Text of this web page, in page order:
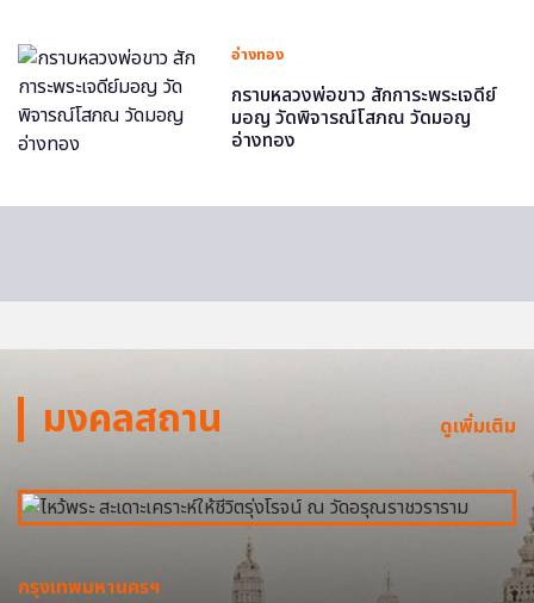
อ่างทอง
กราบหลวงพ่อขาว สักการะพระเจดีย์
มอญ วัดพิจารณ์โสภณ วัดมอญ
อ่างทอง
มงคลสถาน ดูเพิ่มเติม
กรุงเทพมหานครฯ